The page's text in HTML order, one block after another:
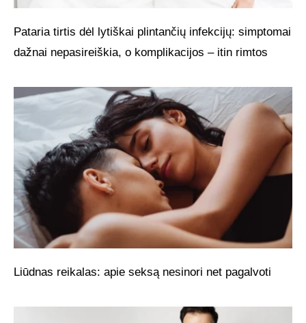
Pataria tirtis dėl lytiškai plintančių infekcijų: simptomai
dažnai nepasireiškia, o komplikacijos – itin rimtos
Liūdnas reikalas: apie seksą nesinori net pagalvoti